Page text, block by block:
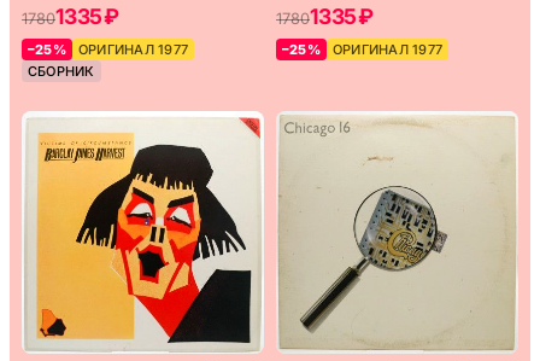
17801335 ₽
–25%
ОРИГИНАЛ 1977
СБОРНИК
17801335 ₽
–25% ОРИГИНАЛ 1977